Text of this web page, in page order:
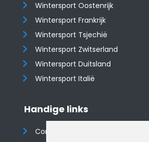
Wintersport Oostenrijk
Wintersport Frankrijk
Wintersport Tsjechië
Wintersport Zwitserland
Wintersport Duitsland
Wintersport Italië
Handige links
Contact